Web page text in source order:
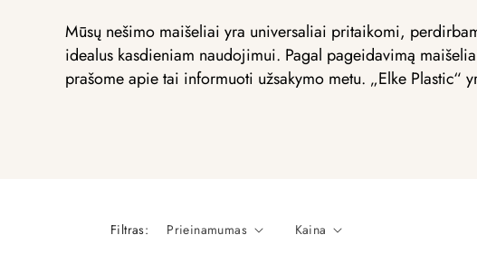
Mūsų nešimo maišeliai yra universaliai pritaikomi,
idealus kasdieniam naudojimui. Pagal pageidavimą
prašome apie tai informuoti užsakymo metu. „Elke Plastic“
Filtras: Prieinamumas Kaina